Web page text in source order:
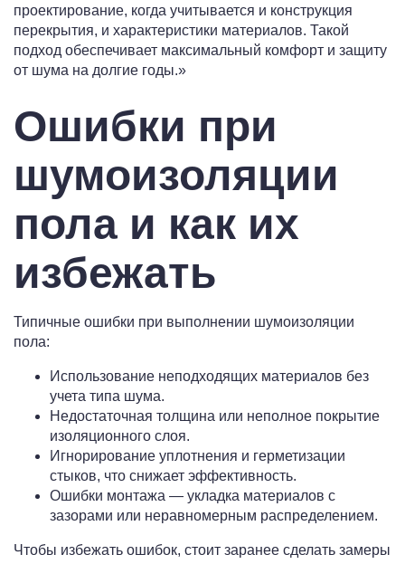
проектирование, когда учитывается и конструкция
перекрытия, и характеристики материалов. Такой
подход обеспечивает максимальный комфорт и защиту
от шума на долгие годы.»
Ошибки при
шумоизоляции
пола и как их
избежать
Типичные ошибки при выполнении шумоизоляции
пола:
Использование неподходящих материалов без
учета типа шума.
Недостаточная толщина или неполное покрытие
изоляционного слоя.
Игнорирование уплотнения и герметизации
стыков, что снижает эффективность.
Ошибки монтажа — укладка материалов с
зазорами или неравномерным распределением.
Чтобы избежать ошибок, стоит заранее сделать замеры